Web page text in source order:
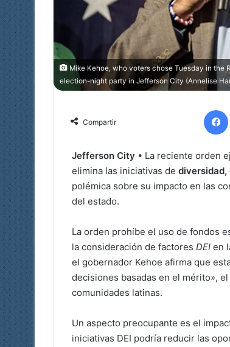
Mike Kehoe, who voters chose Tuesday in the
election-night party in Jefferson City (Annelise
Compartir
Jefferson City • La reciente orden
elimina las iniciativas de diversidad,
polémica sobre su impacto en las
del estado.
La orden prohíbe el uso de fondos
la consideración de factores DEI en
el gobernador Kehoe afirma que
decisiones basadas en el mérito»,
comunidades latinas.
Un aspecto preocupante es el
iniciativas DEI podría reducir las